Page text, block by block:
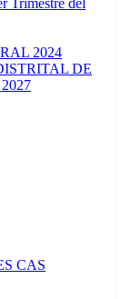
Trimestre del
2024
DE
CAS